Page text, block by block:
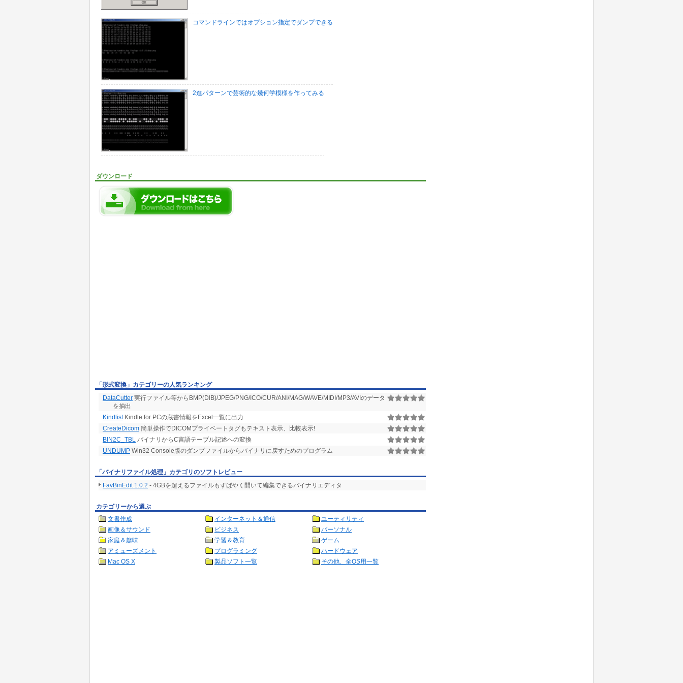
コマンドラインではオプション指定でダンプできる
2進パターンで芸術的な幾何学模様を作ってみる
ダウンロード
「形式変換」カテゴリーの人気ランキング
DataCutter 実行ファイル等からBMP(DIB)/JPEG/PNG/ICO/CUR/ANI/MAG/WAVE/MIDI/MP3/AVIのデータ
を抽出
KindlistKindle for PCの蔵書情報をExcel一覧に出力
CreateDicom 簡単操作でDICOMプライベートタグもテキスト表示、比較表示!
BIN2C_TBL バイナリからC言語テーブル記述への変換
UNDUMP Win32 Console版のダンプファイルからバイナリに戻すためのプログラム
「バイナリファイル処理」カテゴリのソフトレビュー
FavBinEdit 1.0.2 - 4GBを超えるファイルもすばやく開いて編集できるバイナリエディタ
カテゴリーから選ぶ
文書作成
インターネット＆通信
ユーティリティ
画像＆サウンド
ビジネス
パーソナル
家庭＆趣味
学習＆教育
ゲーム
アミューズメント
プログラミング
ハードウェア
Mac OS X
製品ソフト一覧 その他、全OS用一覧